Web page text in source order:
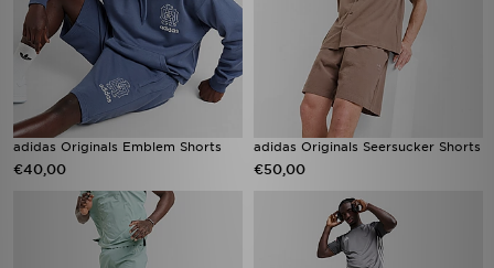
adidas Originals Emblem Shorts
€40,00
adidas Originals Seersucker Shorts
€50,00